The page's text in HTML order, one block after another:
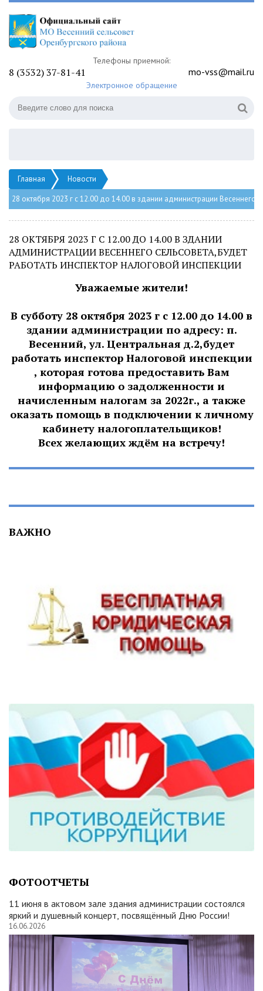
Телефоны приемной:
8 (3532) 37-81-41 mo-vss@mail.ru
Электронное обращение
Главная
Новости
28 октября 2023 г с 12.00 до 14.00 в здании администрации Весеннего
28 ОКТЯБРЯ 2023 Г С 12.00 ДО 14.00 В ЗДАНИИ
АДМИНИСТРАЦИИ ВЕСЕННЕГО СЕЛЬСОВЕТА,БУДЕТ
РАБОТАТЬ ИНСПЕКТОР НАЛОГОВОЙ ИНСПЕКЦИИ
Уважаемые жители!
В субботу 28 октября 2023 г с 12.00 до 14.00 в
здании администрации по адресу: п.
Весенний, ул. Центральная д.2,будет
работать инспектор Налоговой инспекции
, которая готова предоставить Вам
информацию о задолженности и
начисленным налогам за 2022г., а также
оказать помощь в подключении к личному
кабинету налогоплательщиков!
Всех желающих ждём на встречу!
ВАЖНО
ФОТООТЧЕТЫ
11 июня в актовом зале здания администрации состоялся
яркий и душевный концерт, посвящённый Дню России!
16.06.2026